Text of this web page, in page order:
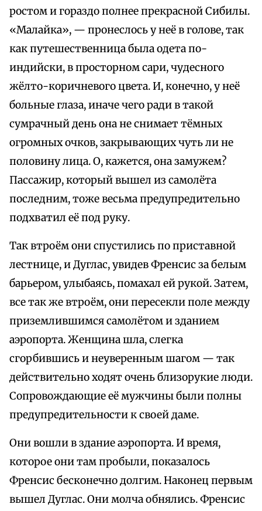
ростом и гораздо полнее прекрасной Сибилы.
«Малайка», — пронеслось у неё в голове, так
как путешественница была одета по-
индийски, в просторном сари, чудесного
жёлто-коричневого цвета. И, конечно, у неё
больные глаза, иначе чего ради в такой
сумрачный день она не снимает тёмных
огромных очков, закрывающих чуть ли не
половину лица. О, кажется, она замужем?
Пассажир, который вышел из самолёта
последним, тоже весьма предупредительно
подхватил её под руку.
Так втроём они спустились по приставной
лестнице, и Дуглас, увидев Френсис за белым
барьером, улыбаясь, помахал ей рукой. Затем,
все так же втроём, они пересекли поле между
приземлившимся самолётом и зданием
аэропорта. Женщина шла, слегка
сгорбившись и неуверенным шагом — так
действительно ходят очень близорукие люди.
Сопровождающие её мужчины были полны
предупредительности к своей даме.
Они вошли в здание аэропорта. И время,
которое они там пробыли, показалось
Френсис бесконечно долгим. Наконец первым
вышел Дуглас. Они молча обнялись. Френсис